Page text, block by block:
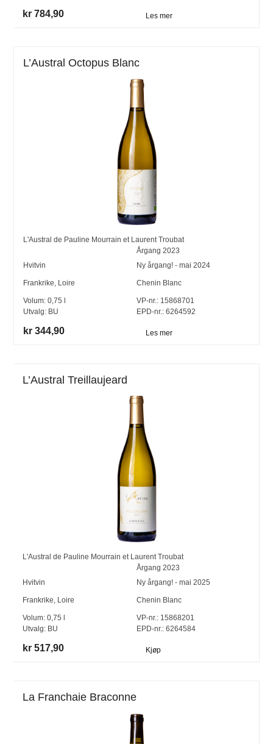
kr 784,90 Les mer
L’Austral Octopus Blanc
L'Austral de Pauline Mourrain et Laurent Troubat
Årgang 2023
Hvitvin
Ny årgang! - mai 2024
Frankrike, Loire Chenin Blanc
Volum:0,75
Utvalg: BU
VP-nr.: 15868701
EPD-nr.: 6264592
kr 344,90 Les mer
L’Austral Treillaujeard
L'Austral de Pauline Mourrain et Laurent Troubat
Årgang 2023
Hvitvin
Ny årgang! - mai 2025
Frankrike, Loire Chenin Blanc
Volum:0,75
Utvalg: BU
VP-nr.:15868201
EPD-nr.: 6264584
kr 517,90 Kjøp
La Franchaie Braconne